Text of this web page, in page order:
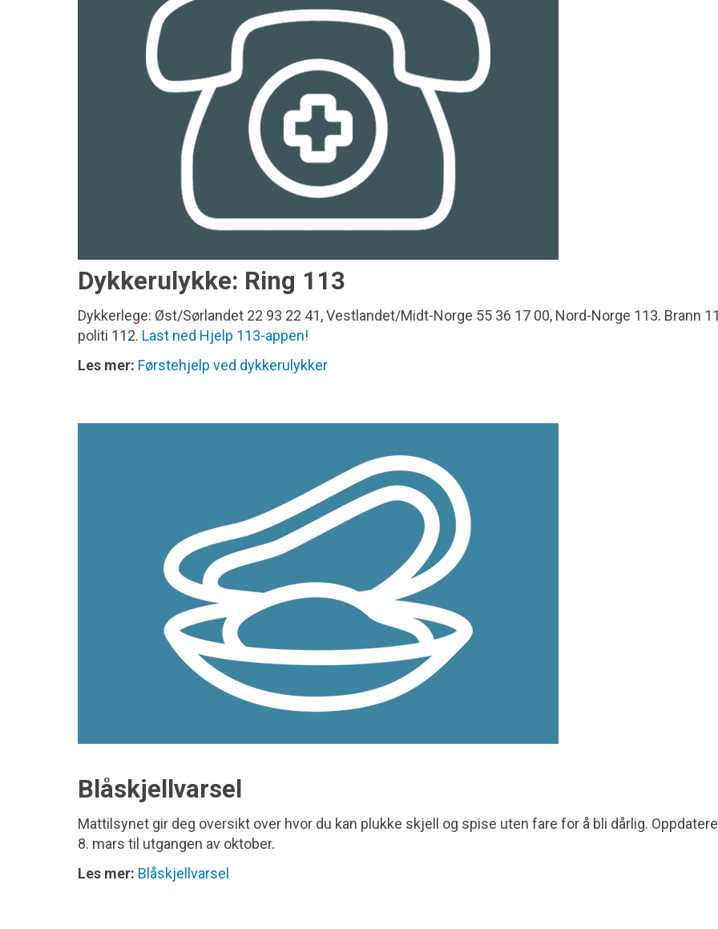
Dykkerulykke: Ring 113
Dykkerlege: Øst/Sørlandet 22 93 22 41, Vestlandet/Midt-Norge 55 36 17 00, Nord-Norge 113. Brann
politi 112. Last ned Hjelp 113-appen!
Les mer: Førstehjelp ved dykkerulykker
Blåskjellvarsel
Mattilsynet gir deg oversikt over hvor du kan plukke skjell og spise uten fare for å bli dårlig.
8. mars til utgangen av oktober.
Les mer: Blåskjellvarsel